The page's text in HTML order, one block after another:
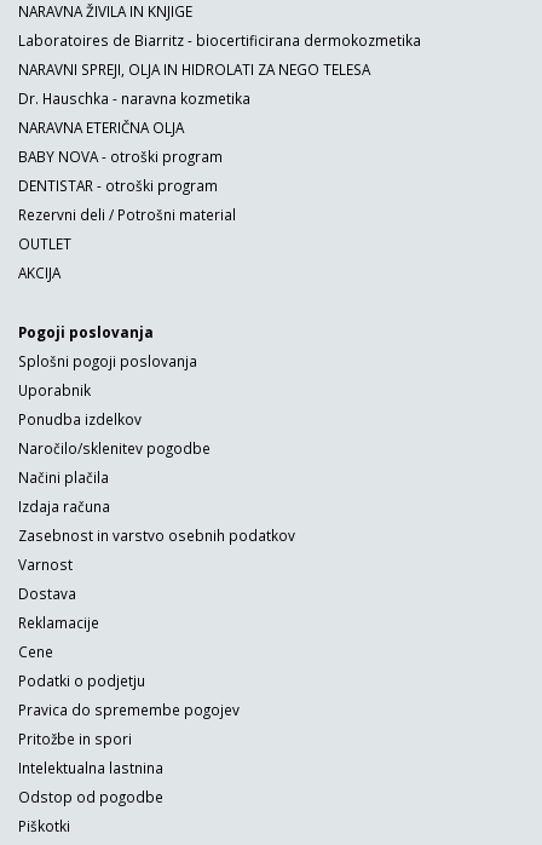
NARAVNA ŽIVILA IN KNJIGE
Laboratoires de Biarritz - biocertificirana dermokozmetika
NARAVNI SPREJI, OLJA IN HIDROLATI ZA NEGO TELESA
Dr. Hauschka - naravna kozmetika
NARAVNA ETERIČNA OLJA
BABY NOVA - otroški program
DENTISTAR - otroški program
Rezervni deli / Potrošni material
OUTLET
AKCIJA
Pogoji poslovanja
Splošni pogoji poslovanja
Uporabnik
Ponudba izdelkov
Naročilo/sklenitev pogodbe
Načini plačila
Izdaja računa
Zasebnost in varstvo osebnih podatkov
Varnost
Dostava
Reklamacije
Cene
Podatki o podjetju
Pravica do spremembe pogojev
Pritožbe in spori
Intelektualna lastnina
Odstop od pogodbe
Piškotki